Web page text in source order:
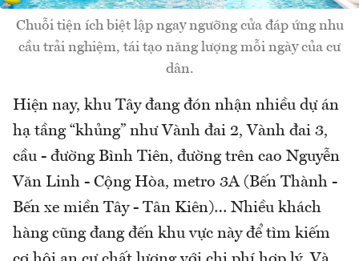
Chuỗi tiện ích biệt lập ngay ngưỡng cửa đáp ứng nhu
cầu trải nghiệm, tái tạo năng lượng mỗi ngày của cư
dân.
Hiện nay, khu Tây đang đón nhận nhiều dự án
hạ tầng “khủng” như Vành đai 2, Vành đai 3,
cầu - đường Bình Tiên, đường trên cao Nguyễn
Văn Linh - Cộng Hòa, metro 3A (Bến Thành -
Bến xe miền Tây - Tân Kiên)… Nhiều khách
hàng cũng đang đến khu vực này để tìm kiếm